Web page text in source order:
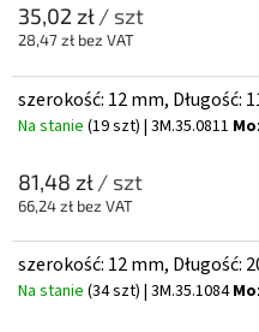
35,02 zł/ szt
28,47 zł bez VAT
szerokość: 12 mm, Długość:
Na stanie (19 szt) | 3M.35.0811
81,48 zł/ szt
66,24 zł bez VAT
szerokość: 12 mm, Długość:
Na stanie (34 szt) | 3M.35.1084